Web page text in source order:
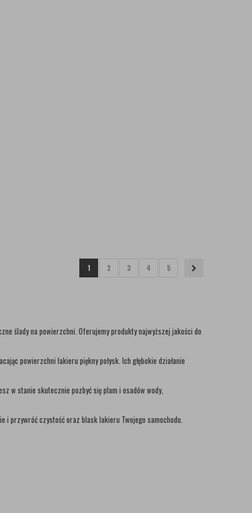
1 2 3 4 5
ślady na powierzchni. Oferujemy produkty najwyższej jakości do
powierzchni lakieru piękny połysk. Ich głębokie działanie
w stanie skutecznie pozbyć się plam i osadów wody,
i przywróć czystość oraz blask lakieru Twojego samochodu.